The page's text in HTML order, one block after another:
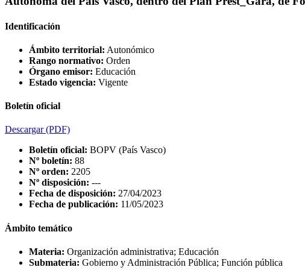
Identificación
Ámbito territorial: Autonómico
Rango normativo: Orden
Órgano emisor: Educación
Estado vigencia: Vigente
Boletín oficial
Descargar(PDF)
Boletín oficial: BOPV (País Vasco)
Nº boletín: 88
Nº orden: 2205
Nº disposición: ---
Fecha de disposición: 27/04/2023
Fecha de publicación: 11/05/2023
Ámbito temático
Materia: Organización administrativa; Educación
Submateria: Gobierno y Administración Pública; Función pública